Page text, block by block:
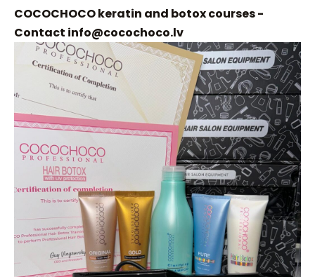
COCOCHOCO keratin and botox courses -
Contact info@cocochoco.lv